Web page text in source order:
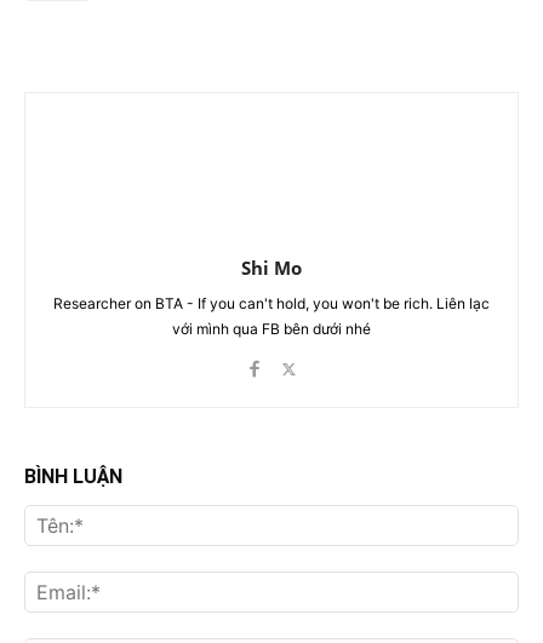
Shi Mo
Researcher on BTA - If you can't hold, you won't be rich. Liên lạc
với mình qua FB bên dưới nhé
BÌNH LUẬN